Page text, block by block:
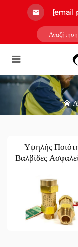
[email
Υψηλής
Βαλβίδες
Γρήγορη
Παράδοση DDP
Ευρώπη